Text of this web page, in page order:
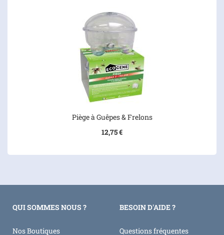
Piège à Guêpes & Frelons
12,75 €
QUI SOMMES NOUS ?
Nos Boutiques
BESOIN D'AIDE ?
Questions fréquentes